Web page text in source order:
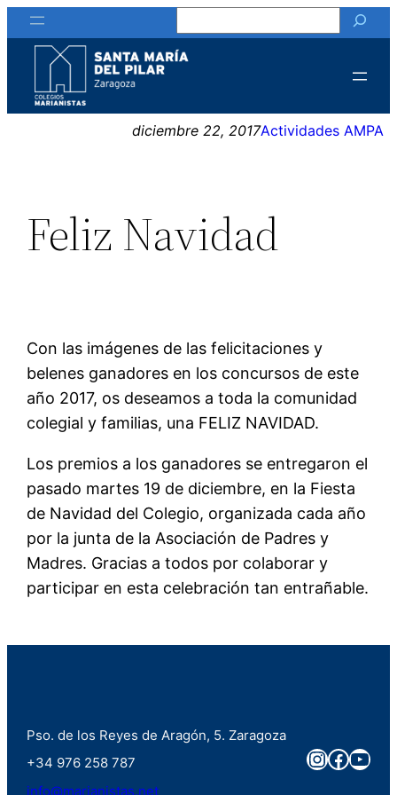
Saltar
al
contenido
diciembre 22, 2017Actividades AMPA
Feliz Navidad
Con las imágenes de las felicitaciones y
belenes ganadores en los concursos de este
año 2017, os deseamos a toda la comunidad
colegial y familias, una FELIZ NAVIDAD.
Los premios a los ganadores se entregaron el
pasado martes 19 de diciembre, en la Fiesta
de Navidad del Colegio, organizada cada año
por la junta de la Asociación de Padres y
Madres. Gracias a todos por colaborar y
participar en esta celebración tan entrañable.
Pso. de los Reyes de Aragón, 5. Zaragoza
+34 976 258 787
info@marianistas.net